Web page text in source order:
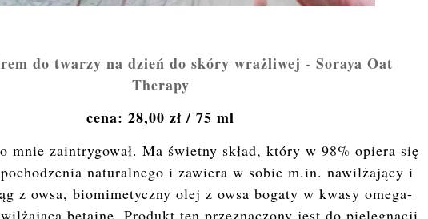
do twarzy na dzień do skóry wrażliwej - Soraya Oat
Therapy
cena: 28,00 zł / 75 ml
mnie zaintrygował. Ma świetny skład, który w 98% opiera się
naturalnego i zawiera w sobie m.in. nawilżający i
z owsa, biomimetyczny olej z owsa bogaty w kwasy omega-
betainę. Produkt ten przeznaczony jest do pielęgnacji